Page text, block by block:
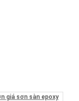
giá sơn sàn epoxy